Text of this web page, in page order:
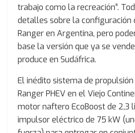
trabajo como la recreación”.
detalles sobre la configuración
Ranger en Argentina, pero
base la versión que ya se
produce en Sudáfrica.
El inédito sistema de
Ranger PHEV en el Viejo
motor naftero EcoBoost de 2,3
impulsor eléctrico de 75 kW